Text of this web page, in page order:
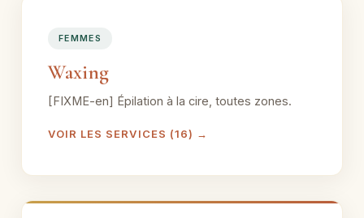
FEMMES
Waxing
[FIXME-en] Épilation à la cire, toutes zones.
VOIR LES SERVICES (16) →